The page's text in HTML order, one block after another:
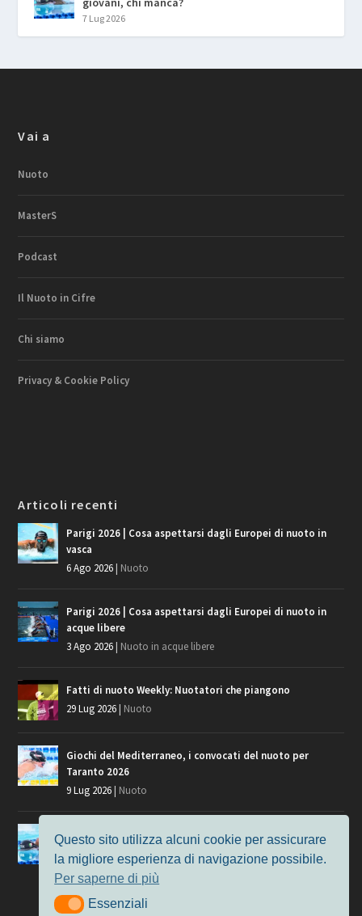
7 Lug 2026
Vai a
Nuoto
MasterS
Podcast
Il Nuoto in Cifre
Chi siamo
Privacy & Cookie Policy
Articoli recenti
Parigi 2026 | Cosa aspettarsi dagli Europei di nuoto in
vasca
6 Ago 2026| Nuoto
Parigi 2026 | Cosa aspettarsi dagli Europei di nuoto in
acque libere
3 Ago 2026| Nuoto in acque libere
Fatti di nuoto Weekly: Nuotatori che piangono
29 Lug 2026| Nuoto
Giochi del Mediterraneo, i convocati del nuoto per
Taranto 2026
9 Lug 2026| Nuoto
Europei di Nuoto Parigi 2026: fra veterani e giovani, chi
7 Lug 2026
Nuoto
Questo sito utilizza alcuni cookie per assicurare
la migliore esperienza di navigazione possibile.
Per saperne di più
EssenzialiEssenziali